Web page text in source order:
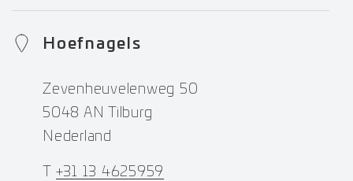
Hoefnagels
Zevenheuvelenweg 50
5048 AN Tilburg
Nederland
+31 13 4625959